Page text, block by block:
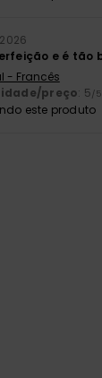
e é tão
- Francês
preço: 5/5
este produto